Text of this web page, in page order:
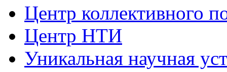
Центр коллективного
Центр НТИ
Уникальная научная